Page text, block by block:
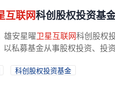
互联网科创股权投资基
雄安星曜卫星互联网科创股权
以私募基金从事股权投资、
科创股权投资基金